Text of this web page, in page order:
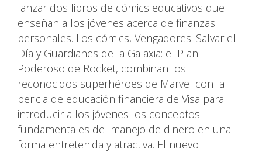
lanzar dos libros de cómics educativos que
enseñan a los jóvenes acerca de finanzas
personales. Los cómics, Vengadores: Salvar el
Día y Guardianes de la Galaxia: el Plan
Poderoso de Rocket, combinan los
reconocidos superhéroes de Marvel con la
pericia de educación financiera de Visa para
introducir a los jóvenes los conceptos
fundamentales del manejo de dinero en una
forma entretenida y atractiva. El nuevo